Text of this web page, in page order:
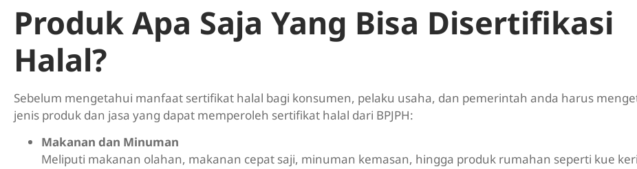
Produk Apa Saja Yang Bisa Disertifikasi
Halal?
Sebelum mengetahui manfaat sertifikat halal bagi konsumen, pelaku usaha, dan pemerintah anda harus
jenis produk dan jasa yang dapat memperoleh sertifikat halal dari BPJPH:
Makanan dan Minuman
Meliputi makanan olahan, makanan cepat saji, minuman kemasan, hingga produk rumahan seperti kue